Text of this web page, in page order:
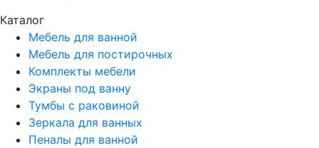
Каталог
Мебель для ванной
Мебель для постирочных
Комплекты мебели
Экраны под ванну
Тумбы с раковиной
Зеркала для ванных
Пеналы для ванной